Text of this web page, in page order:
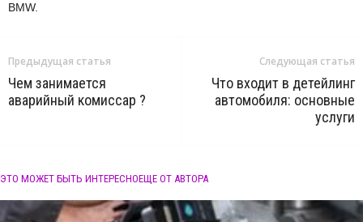
BMW.
Предыдущая статья
Чем занимается
аварийный комиссар ?
Следующая статья
Что входит в детейлинг
автомобиля: основные
услуги
ЭТО МОЖЕТ БЫТЬ ИНТЕРЕСНОЕЩЕ ОТ АВТОРА